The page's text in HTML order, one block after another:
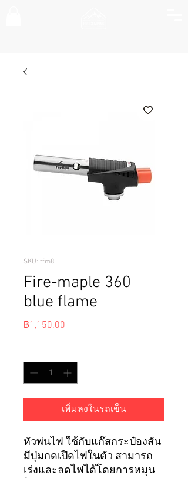
SKU: tfm8
Fire-maple 360
blue flame
฿1,150.00
เพิ่มลงในรถเข็น
หัวพ่นไฟ ใช้กับแก๊สกระป๋องสั้น
มีปุ่มกดเปิดไฟในตัว สามารถ
เร่งและลดไฟได้โดยการหมุน